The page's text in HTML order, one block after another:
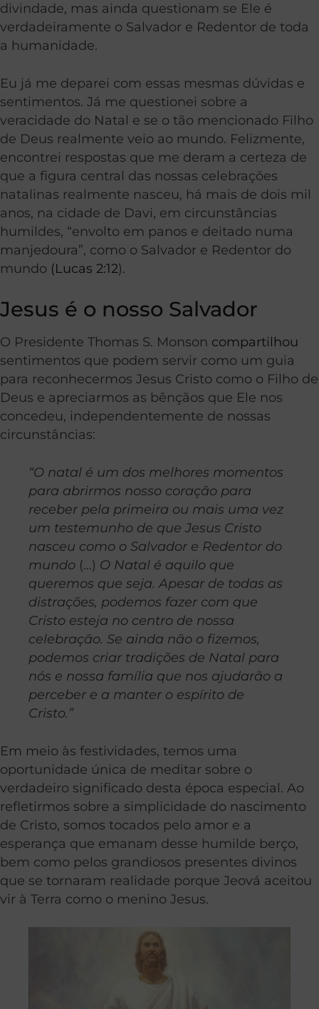
divindade, mas ainda questionam se Ele é
verdadeiramente o Salvador e Redentor de toda
a humanidade.
Eu já me deparei com essas mesmas dúvidas e
sentimentos. Já me questionei sobre a
veracidade do Natal e se o tão mencionado Filho
de Deus realmente veio ao mundo. Felizmente,
encontrei respostas que me deram a certeza de
que a figura central das nossas celebrações
natalinas realmente nasceu, há mais de dois mil
anos, na cidade de Davi, em circunstâncias
humildes, “envolto em panos e deitado numa
manjedoura”, como o Salvador e Redentor do
mundo (Lucas 2:12).
Jesus é o nosso Salvador
O Presidente Thomas S. Monson compartilhou
sentimentos que podem servir como um guia
para reconhecermos Jesus Cristo como o Filho de
Deus e apreciarmos as bênçãos que Ele nos
concedeu, independentemente de nossas
circunstâncias:
“O natal é um dos melhores momentos
para abrirmos nosso coração para
receber pela primeira ou mais uma vez
um testemunho de que Jesus Cristo
nasceu como o Salvador e Redentor do
mundo (…) O Natal é aquilo que
queremos que seja. Apesar de todas as
distrações, podemos fazer com que
Cristo esteja no centro de nossa
celebração. Se ainda não o fizemos,
podemos criar tradições de Natal para
nós e nossa família que nos ajudarão a
perceber e a manter o espírito de
Cristo.”
Em meio às festividades, temos uma
oportunidade única de meditar sobre o
verdadeiro significado desta época especial. Ao
refletirmos sobre a simplicidade do nascimento
de Cristo, somos tocados pelo amor e a
esperança que emanam desse humilde berço,
bem como pelos grandiosos presentes divinos
que se tornaram realidade porque Jeová aceitou
vir à Terra como o menino Jesus.